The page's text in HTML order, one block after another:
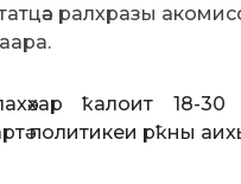
ралхразы
ҟалоит 18-
политикеи рҟны